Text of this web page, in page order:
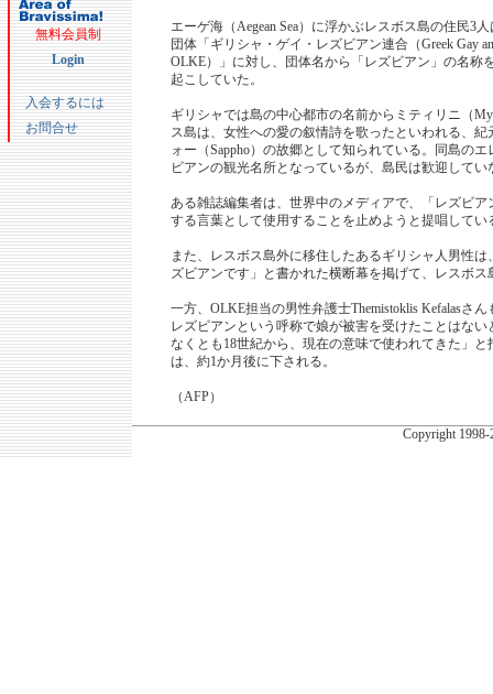
無料会員制
Login
入会するには
お問合せ
エーゲ海（Aegean Sea）に浮かぶレスボス島の住民3
団体「ギリシャ・ゲイ・レズビアン連合（Greek Gay
OLKE）」に対し、団体名から「レズビアン」の名称
起こしていた。
ギリシャでは島の中心都市の名前からミティリニ（
ス島は、女性への愛の叙情詩を歌ったといわれる、
ォー（Sappho）の故郷として知られている。同島のエ
ビアンの観光名所となっているが、島民は歓迎してい
ある雑誌編集者は、世界中のメディアで、「レズビ
する言葉として使用することを止めようと提唱してい
また、レスボス島外に移住したあるギリシャ人男性
ズビアンです」と書かれた横断幕を掲げて、レスボ
一方、OLKE担当の男性弁護士Themistoklis Kefalasさ
レズビアンという呼称で娘が被害を受けたことはな
なくとも18世紀から、現在の意味で使われてきた」
は、約1か月後に下される。
（AFP）
Copyright